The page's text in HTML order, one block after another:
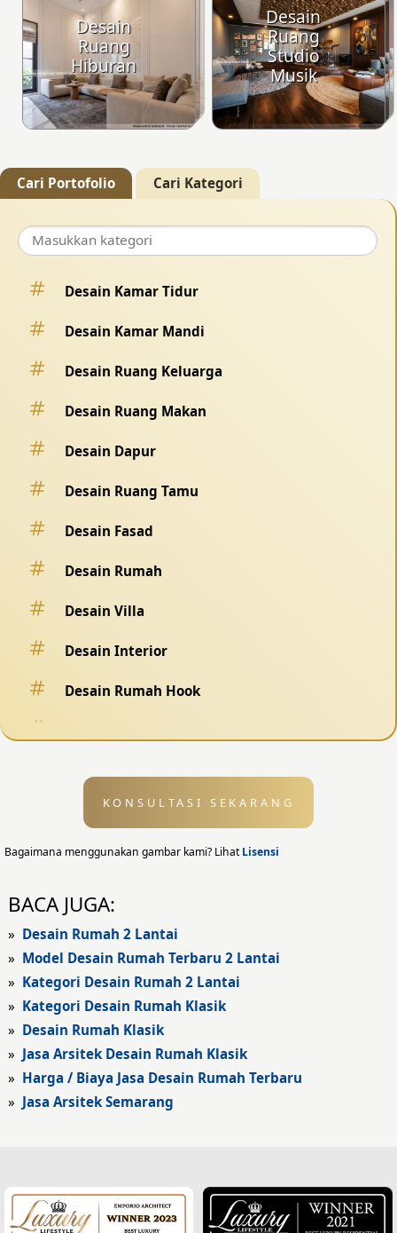
Desain
Ruang
Hiburan
Desain
Ruang
Studio
Musik
Cari Portofolio Cari Kategori
Desain Kamar Tidur
Desain Kamar Mandi
Desain Ruang Keluarga
Desain Ruang Makan
Desain Dapur
Desain Ruang Tamu
Desain Fasad
Desain Rumah
Desain Villa
Desain Interior
Desain Rumah Hook
Desain Eksterior
Desain Eksterior Rumah
Desain Rumah Modern
Fasad Rumah Modern
Fasad Kantor
Fasad Hotel
Desain Rumah Mediteran
KONSULTASI SEKARANG
Bagaimana menggunakan gambar kami? LihatLisensi
BACA JUGA:
» Desain Rumah 2 Lantai
» Model Desain Rumah Terbaru 2 Lantai
» Kategori Desain Rumah 2 Lantai
» Kategori Desain Rumah Klasik
» Desain Rumah Klasik
» Jasa Arsitek Desain Rumah Klasik
» Harga / Biaya Jasa Desain Rumah Terbaru
» Jasa Arsitek Semarang